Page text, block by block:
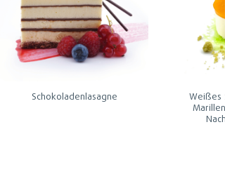
Schokoladenlasagne
Weißes